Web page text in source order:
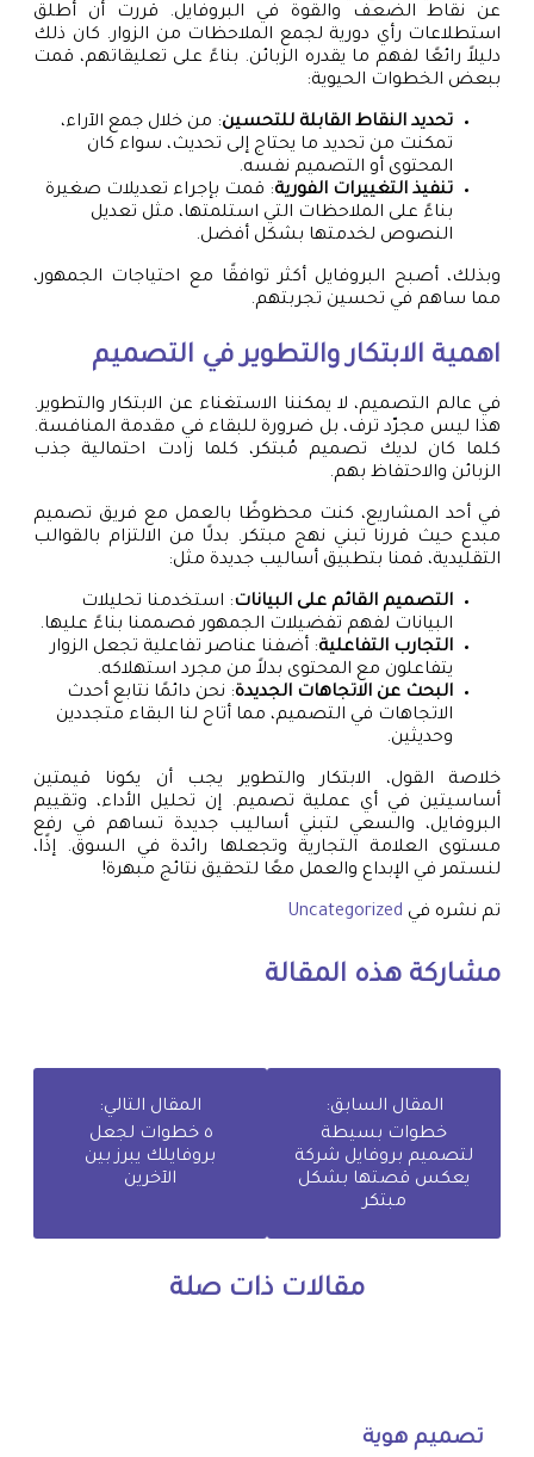
عن نقاط الضعف والقوة في البروفايل. قررت أن أطلق
استطلاعات رأي دورية لجمع الملاحظات من الزوار. كان ذلك
دليلاً رائعًا لفهم ما يقدره الزبائن. بناءً على تعليقاتهم، قمت
ببعض الخطوات الحيوية:
تحديد النقاط القابلة للتحسين: من خلال جمع الآراء،
تمكنت من تحديد ما يحتاج إلى تحديث، سواء كان
المحتوى أو التصميم نفسه.
تنفيذ التغييرات الفورية: قمت بإجراء تعديلات صغيرة
بناءً على الملاحظات التي استلمتها، مثل تعديل
النصوص لخدمتها بشكل أفضل.
وبذلك، أصبح البروفايل أكثر توافقًا مع احتياجات الجمهور،
مما ساهم في تحسين تجربتهم.
اهمية الابتكار والتطوير في التصميم
في عالم التصميم، لا يمكننا الاستغناء عن الابتكار والتطوير.
هذا ليس مجرّد ترف، بل ضرورة للبقاء في مقدمة المنافسة.
كلما كان لديك تصميم مُبتكر، كلما زادت احتمالية جذب
الزبائن والاحتفاظ بهم.
في أحد المشاريع، كنت محظوظًا بالعمل مع فريق تصميم
مبدع حيث قررنا تبني نهج مبتكر. بدلًا من الالتزام بالقوالب
التقليدية، قمنا بتطبيق أساليب جديدة مثل:
التصميم القائم على البيانات: استخدمنا تحليلات
البيانات لفهم تفضيلات الجمهور فصممنا بناءً عليها.
التجارب التفاعلية: أضفنا عناصر تفاعلية تجعل الزوار
يتفاعلون مع المحتوى بدلاً من مجرد استهلاكه.
البحث عن الاتجاهات الجديدة: نحن دائمًا نتابع أحدث
الاتجاهات في التصميم، مما أتاح لنا البقاء متجددين
وحديثين.
خلاصة القول، الابتكار والتطوير يجب أن يكونا قيمتين
أساسيتين في أي عملية تصميم. إن تحليل الأداء، وتقييم
البروفايل، والسعي لتبني أساليب جديدة تساهم في رفع
مستوى العلامة التجارية وتجعلها رائدة في السوق. إذًا،
لنستمر في الإبداع والعمل معًا لتحقيق نتائج مبهرة!
تم نشره في Uncategorized
مشاركة هذه المقالة
المقال السابق:
خطوات بسيطة
لتصميم بروفايل شركة
يعكس قصتها بشكل
مبتكر
المقال التالي:
٥ خطوات لجعل
بروفايلك يبرز بين
الآخرين
مقالات ذات صلة
تصميم هوية